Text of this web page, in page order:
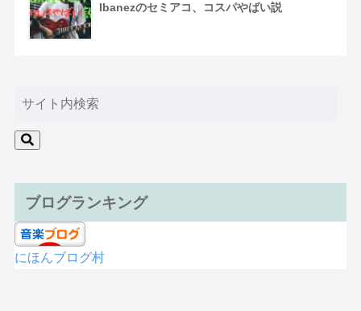
Ibanezのセミアコ、コスパやばい説
ブログランキング
にほんブログ村